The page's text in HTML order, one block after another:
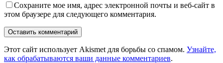
Сохраните мое имя, адрес электронной почты и веб-сайт в
этом браузере для следующего комментария.
Этот сайт использует Akismet для борьбы со спамом. Узнайте,
как обрабатываются ваши данные комментариев.